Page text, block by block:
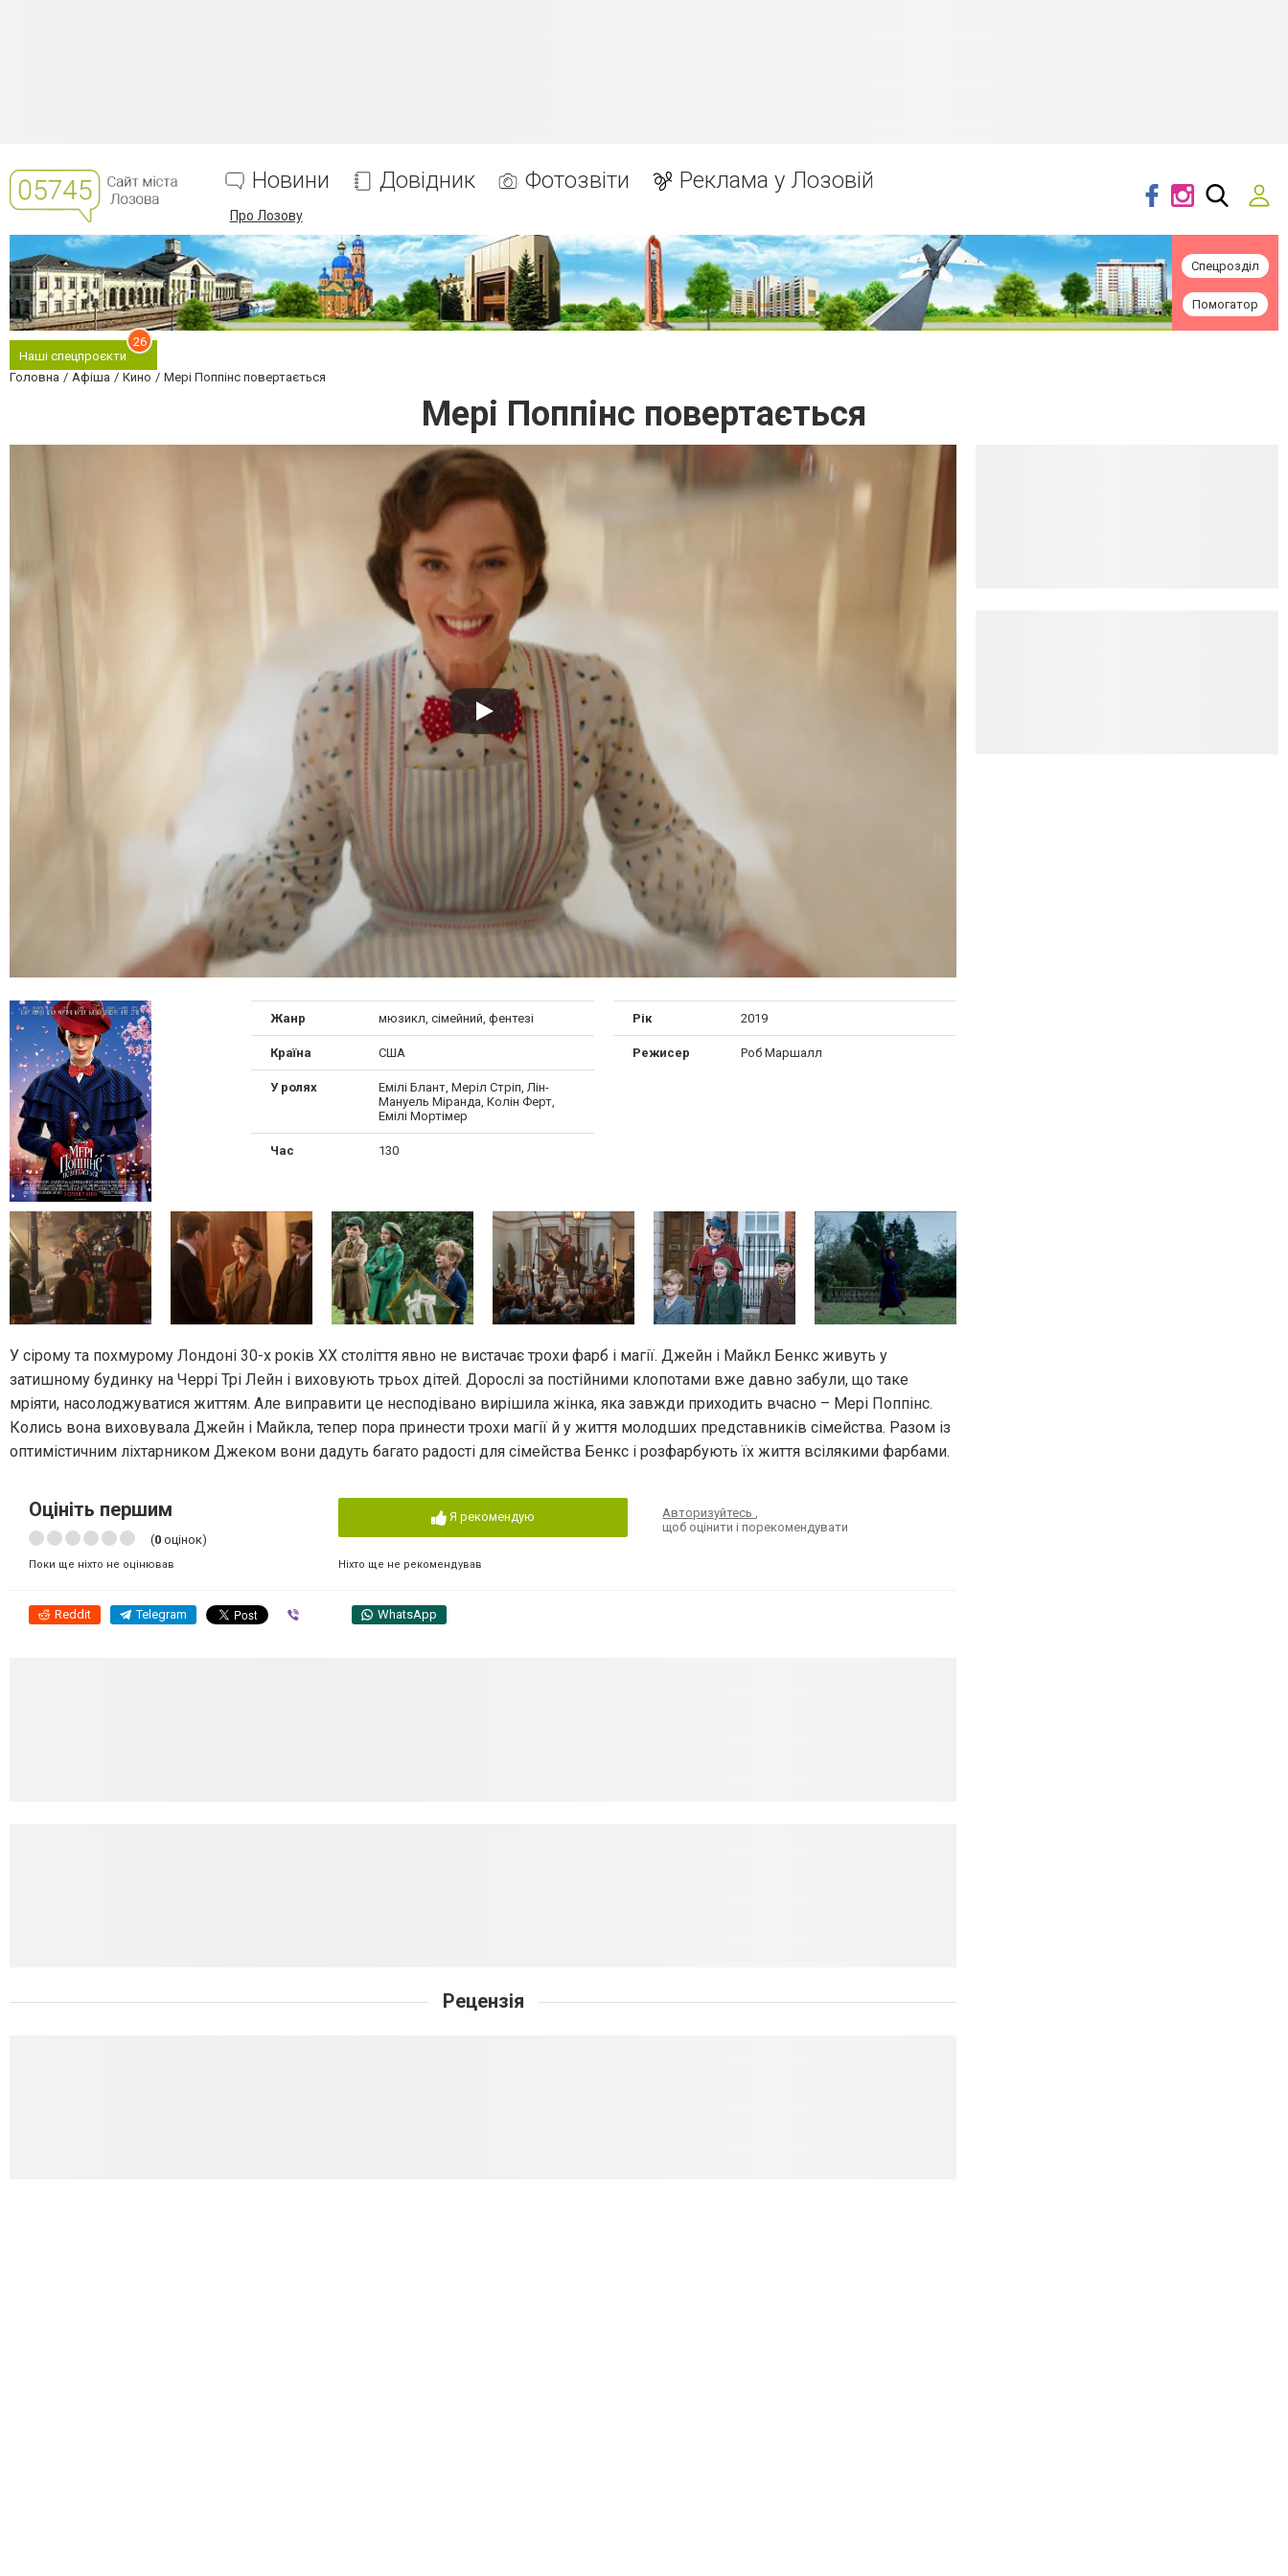
Новини Довідник Фотозвіти Реклама у Лозовій
Про Лозову
Спецрозділ
Помогатор
Наші спецпроєкти
26
Головна Афіша Кино Мері Поппінс повертається
Мері Поппінс повертається
Жанр мюзикл, сімейний, фентезі
Країна США
У ролях
Емілі Блант, Меріл Стріп, Лін-
Мануель Міранда, Колін Ферт,
Емілі Мортімер
Рік 2019
Режисер Роб Маршалл
Час 130
У сірому та похмурому Лондоні 30-х років ХХ століття явно не вистачає трохи фарб і магії. Джейн і Майкл Бенкс живуть у
затишному будинку на Черрі Трі Лейн і виховують трьох дітей. Дорослі за постійними клопотами вже давно забули, що таке
мріяти, насолоджуватися життям. Але виправити це несподівано вирішила жінка, яка завжди приходить вчасно – Мері Поппінс.
Колись вона виховувала Джейн і Майкла, тепер пора принести трохи магії й у життя молодших представників сімейства. Разом із
оптимістичним ліхтарником Джеком вони дадуть багато радості для сімейства Бенкс і розфарбують їх життя всілякими фарбами.
Оцініть першим
(0 оцінок)
Поки ще ніхто не оцінював
Я рекомендую
Ніхто ще не рекомендував
Авторизуйтесь,
щоб оцінити і порекомендувати
Reddit Telegram WhatsApp
Рецензія